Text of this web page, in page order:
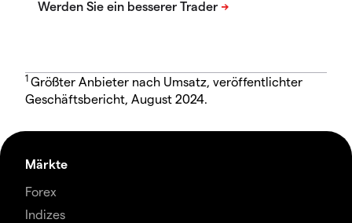
1 Größter Anbieter nach Umsatz, veröffentlichter
Geschäftsbericht, August 2024.
Märkte
Forex
Indizes